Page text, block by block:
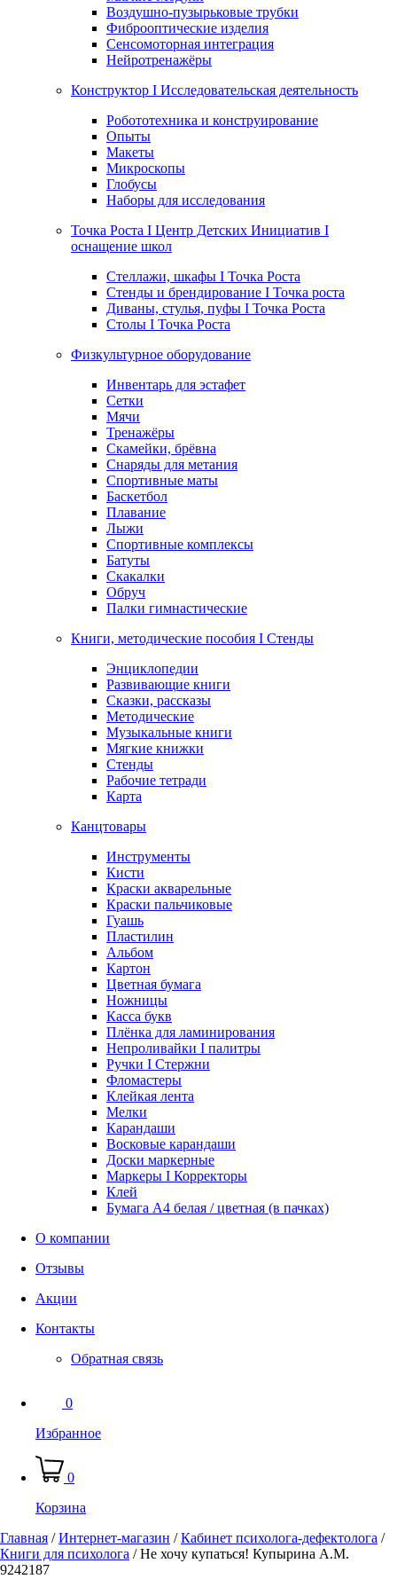
Воздушно-пузырьковые трубки
Фиброоптические изделия
Сенсомоторная интеграция
Нейротренажёры
Конструктор I Исследовательская деятельность
Робототехника и конструирование
Опыты
Макеты
Микроскопы
Глобусы
Наборы для исследования
Точка Роста I Центр Детских Инициатив I
оснащение школ
Стеллажи, шкафы I Точка Роста
Стенды и брендирование I Точка роста
Диваны, стулья, пуфы I Точка Роста
Столы I Точка Роста
Физкультурное оборудование
Инвентарь для эстафет
Сетки
Мячи
Тренажёры
Скамейки, брёвна
Снаряды для метания
Спортивные маты
Баскетбол
Плавание
Лыжи
Спортивные комплексы
Батуты
Скакалки
Обруч
Палки гимнастические
Книги, методические пособия I Стенды
Энциклопедии
Развивающие книги
Сказки, рассказы
Методические
Музыкальные книги
Мягкие книжки
Стенды
Рабочие тетради
Карта
Канцтовары
Инструменты
Кисти
Краски акварельные
Краски пальчиковые
Гуашь
Пластилин
Альбом
Картон
Цветная бумага
Ножницы
Касса букв
Плёнка для ламинирования
Непроливайки I палитры
Ручки I Стержни
Фломастеры
Клейкая лента
Мелки
Карандаши
Восковые карандаши
Доски маркерные
Маркеры I Корректоры
Клей
Бумага А4 белая / цветная (в пачках)
О компании
Отзывы
Акции
Контакты
Обратная связь
0
Избранное
0
Корзина
Главная /Интернет-магазин /Кабинет психолога-дефектолога /
Книги для психолога /Не хочу купаться! Купырина А.М.
9242187